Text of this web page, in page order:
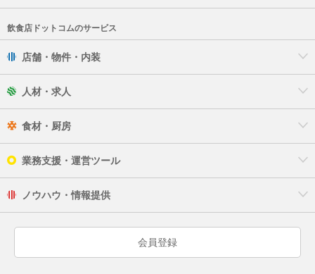
飲食店ドットコムのサービス
店舗・物件・内装
人材・求人
食材・厨房
業務支援・運営ツール
ノウハウ・情報提供
会員登録